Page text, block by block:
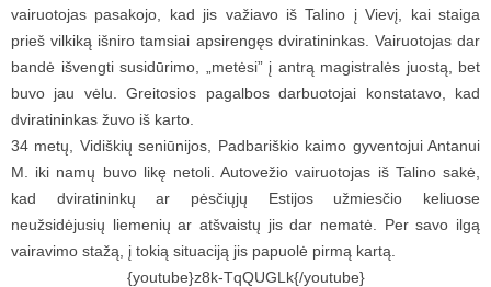
vairuotojas pasakojo, kad jis važiavo iš Talino į Vievį, kai staiga
prieš vilkiką išniro tamsiai apsirengęs dviratininkas. Vairuotojas dar
bandė išvengti susidūrimo, „metėsi” į antrą magistralės juostą, bet
buvo jau vėlu. Greitosios pagalbos darbuotojai konstatavo, kad
dviratininkas žuvo iš karto.
34 metų, Vidiškių seniūnijos, Padbariškio kaimo gyventojui Antanui
M. iki namų buvo likę netoli. Autovežio vairuotojas iš Talino sakė,
kad dviratininkų ar pėsčiųjų Estijos užmiesčio keliuose
neužsidėjusių liemenių ar atšvaistų jis dar nematė. Per savo ilgą
vairavimo stažą, į tokią situaciją jis papuolė pirmą kartą.
{youtube}z8k-TqQUGLk{/youtube}